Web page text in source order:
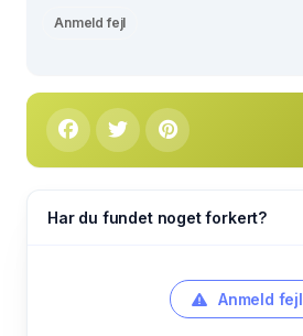
Anmeld fejl
Har du fundet noget forkert?
Anmeld fejl